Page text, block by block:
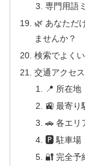
専門用語
🌿 あなただ
ませんか？
検索でよく
交通アクセ
📍 所在地
🚉 最寄り
🚗 各エリ
🅿 駐車場
🔐 完全予